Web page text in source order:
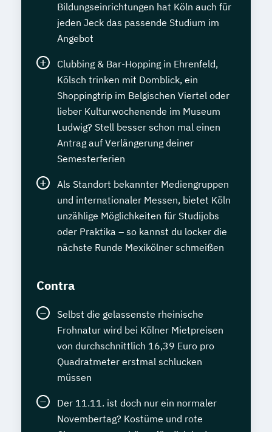
Bildungseinrichtungen hat Köln auch für
jeden Jeck das passende Studium im
Angebot
Clubbing & Bar-Hopping in Ehrenfeld,
Kölsch trinken mit Domblick, ein
Shoppingtrip im Belgischen Viertel oder
lieber Kulturwochenende im Museum
Ludwig? Stell besser schon mal einen
Antrag auf Verlängerung deiner
Semesterferien
Als Standort bekannter Mediengruppen
und internationaler Messen, bietet Köln
unzählige Möglichkeiten für Studijobs
oder Praktika – so kannst du locker die
nächste Runde Mexikölner schmeißen
Contra
Selbst die gelassenste rheinische
Frohnatur wird bei Kölner Mietpreisen
von durchschnittlich 16,39 Euro pro
Quadratmeter erstmal schlucken
müssen
Der 11.11. ist doch nur ein normaler
Novembertag? Kostüme und rote